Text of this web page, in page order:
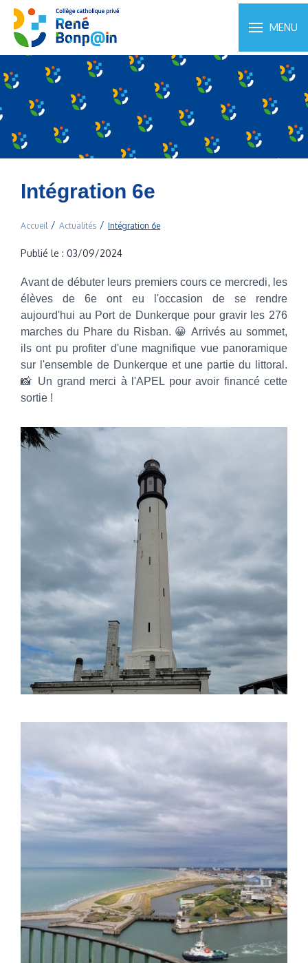
MENU
Intégration 6e
Accueil Actualités Intégration 6e
Publié le : 03/09/2024
Avant de débuter leurs premiers cours ce mercredi, les
élèves de 6e ont eu l'occasion de se rendre
aujourd'hui au Port de Dunkerque pour gravir les 276
marches du Phare du Risban. 😀 Arrivés au sommet,
ils ont pu profiter d'une magnifique vue panoramique
sur l'ensemble de Dunkerque et une partie du littoral.
📸 Un grand merci à l'APEL pour avoir financé cette
sortie !